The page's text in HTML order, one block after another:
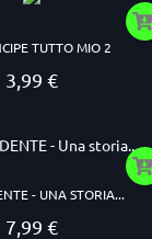
TUTTO MIO 2
Prezzo
3,99 €
- UNA STORIA...
Prezzo
7,99 €